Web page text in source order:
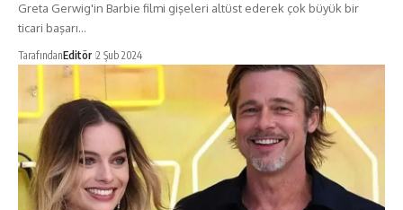
Greta Gerwig'in Barbie filmi gişeleri altüst ederek çok büyük bir
ticari başarı…
TarafındanEditör 2 Şub 2024